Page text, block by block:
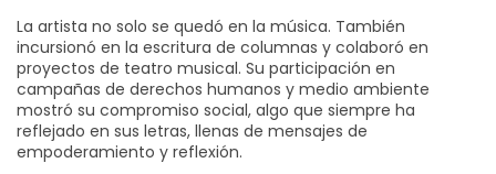
La artista no solo se quedó en la música. También
incursionó en la escritura de columnas y colaboró en
proyectos de teatro musical. Su participación en
campañas de derechos humanos y medio ambiente
mostró su compromiso social, algo que siempre ha
reflejado en sus letras, llenas de mensajes de
empoderamiento y reflexión.